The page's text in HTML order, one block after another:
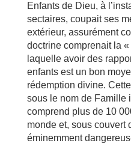
Enfants de Dieu, à
sectaires, coupait ses
extérieur, assurément
doctrine comprenait la «
laquelle avoir des
enfants est un bon
rédemption divine.
sous le nom de Famille
comprend plus de 10
monde et, sous couvert
éminemment